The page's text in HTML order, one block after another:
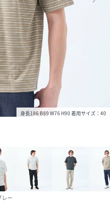
身長186 B89 W76 H90 着用サイズ：40
レー